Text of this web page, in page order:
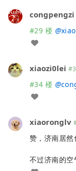
congpengzi
#29 楼 @
xiaozi0lei
#34 楼 @
xiaoronglv
赞，济南居然
不过济南的空